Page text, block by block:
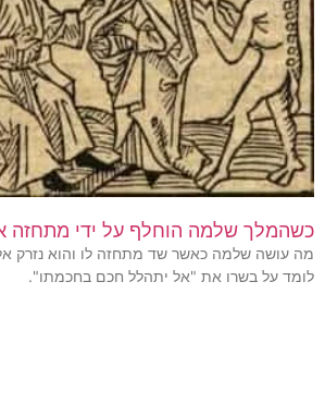
כשהמלך שלמה הוחלף על ידי מתחזה
מה עושה שלמה כאשר שד מתחזה לו והוא נזרק
לומד על בשרו את "אל יתהלל חכם בחכמתו".